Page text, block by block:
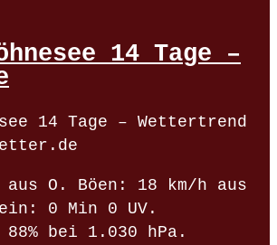
14 Tage –
14 Tage – Wettertrend
O. Böen: 18 km/h aus
0 Min 0 UV.
bei 1.030 hPa.